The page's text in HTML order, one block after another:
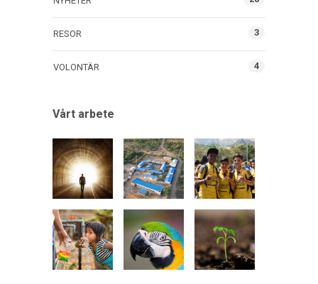
RESOR 3
VOLONTÄR 4
Vårt arbete